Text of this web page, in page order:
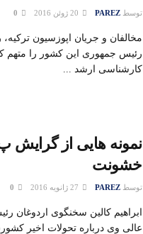
توسط PAREZ
مخالفان و جریان اپوزسیون
رئیس جمهوری این کشور را متهم
کارشناسی ارشد ...
نمونه هایی از
خشونت
توسط PAREZ
ابراهیم کالین سخنگوی اردوغان
عالی وی درباره تحولات اخیر